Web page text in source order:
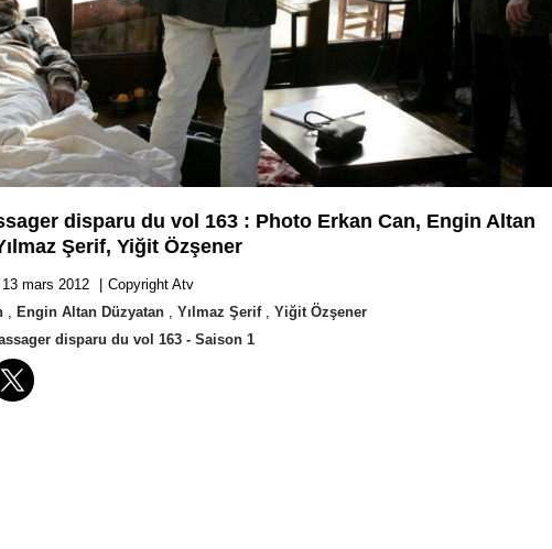
disparu du vol 163 : Photo Erkan Can, Engin Altan
Şerif, Yiğit Özşener
mars 2012
Copyright Atv
, Engin Altan Düzyatan , Yılmaz Şerif , Yiğit Özşener
disparu du vol 163 - Saison 1